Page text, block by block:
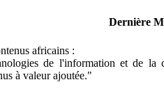
Dernière
africains :
de l'information et de la
à valeur ajoutée."